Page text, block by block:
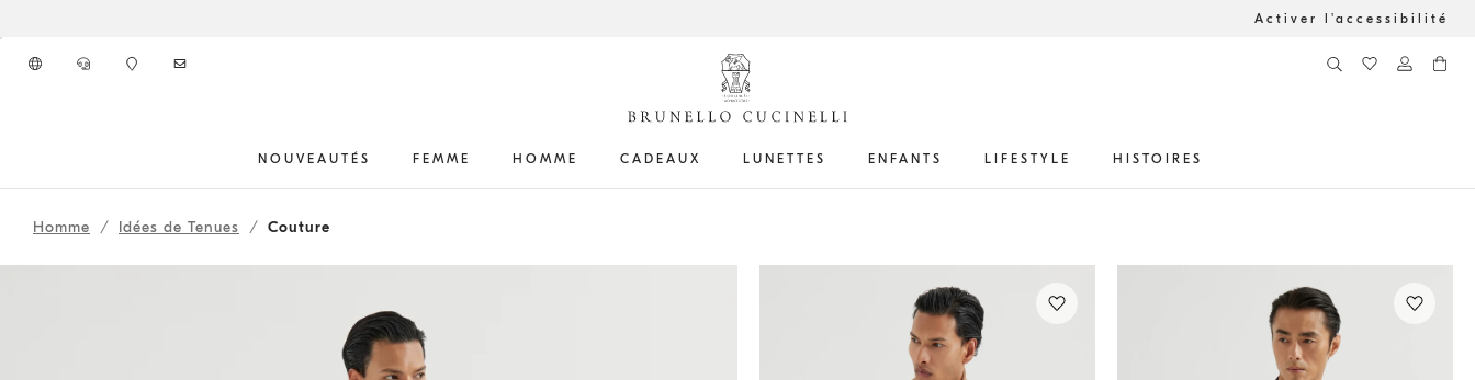
Activer l'accessibilité
NOUVEAUTÉS FEMME HOMME CADEAUX LUNETTES ENFANTS LIFESTYLE HISTOIRES
261MOUTFITCS41
Homme Idées de Tenues Couture